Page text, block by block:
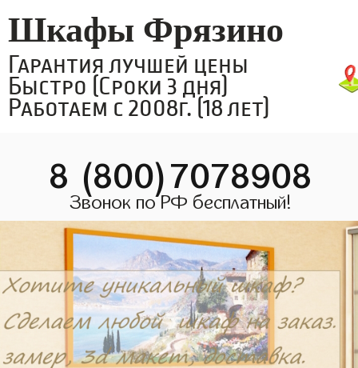
Шкафы Фрязино
Гарантия лучшей цены
Быстро (Сроки 3 дня)
Работаем с 2008г. (18 лет)
8 (800)7078908
Звонок по РФ бесплатный!